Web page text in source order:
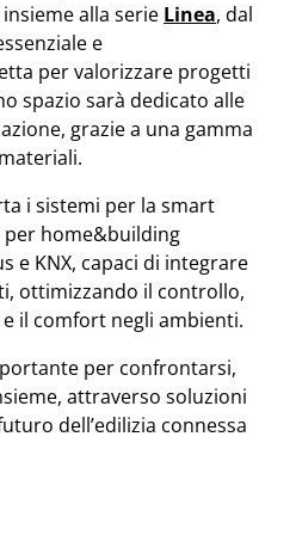
alla serie Linea, dal
e
per valorizzare progetti
spazio sarà dedicato alle
grazie a una gamma
i sistemi per la smart
per home&building
e KNX, capaci di integrare
ottimizzando il controllo,
e il comfort negli ambienti.
per confrontarsi,
attraverso soluzioni
dell’edilizia connessa